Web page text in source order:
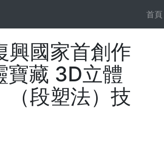
首頁
興國家首創作
寶藏 3D立體
（段塑法）技